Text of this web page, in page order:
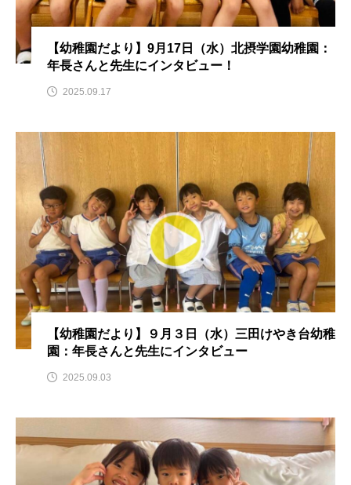
HAMNET HERE 時を越えて HONEY
HONEY FM IT’S OKAY！ J-POP
lets追求the牛肉
MOCOコレクション オムニバス
Playground/校庭 ROKKO 森の音ミュージアム
ROKKO森の音ミュージアム Rooting Aroma
SAKDAC HARMO
SANDA ORGANIC VILLAGE MEETINGのつながるラジオ
SDGs・タイプスマート農業推進プロジェクト関西学院
SIKIガーデン Autumn Season
Singing with a smile snowwhite
【幼稚園だより】9月17日（水）北摂学園幼稚園：
年長さんと先生にインタビュー！
2025.09.17
【幼稚園だより】９月３日（水）三田けやき台幼稚
園：年長さんと先生にインタビュー
2025.09.03